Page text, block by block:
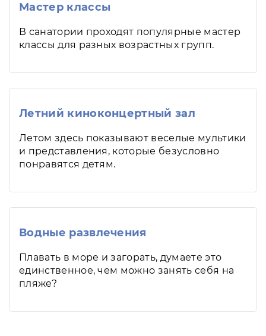
Мастер классы
В санатории проходят популярные мастер
классы для разных возрастных групп.
Летний киноконцертный зал
Летом здесь показывают веселые мультики
и представления, которые безусловно
понравятся детям.
Водные развлечения
Плавать в море и загорать, думаете это
единственное, чем можно занять себя на
пляже?